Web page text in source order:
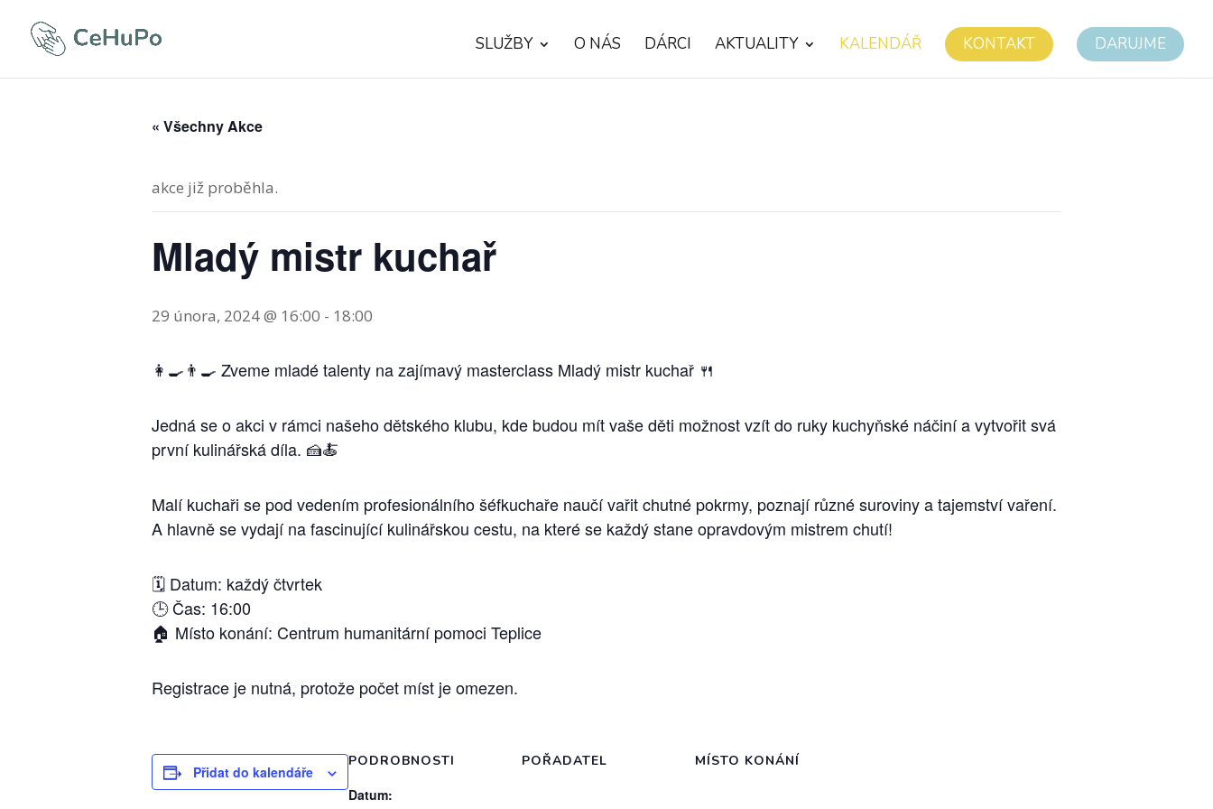
SLUŽBY O NÁS DÁRCI AKTUALITY KALENDÁŘ KONTAKT DARUJME
« Všechny Akce
akce již proběhla.
Mladý mistr kuchař
29 února, 2024 @ 16:00 - 18:00
👩‍🍳👨‍🍳 Zveme mladé talenty na zajímavý masterclass Mladý mistr kuchař 🍴
Jedná se o akci v rámci našeho dětského klubu, kde budou mít vaše děti možnost vzít do ruky kuchyňské náčiní a vytvořit svá
první kulinářská díla. 🍰🍝
Malí kuchaři se pod vedením profesionálního šéfkuchaře naučí vařit chutné pokrmy, poznají různé suroviny a tajemství vaření.
A hlavně se vydají na fascinující kulinářskou cestu, na které se každý stane opravdovým mistrem chutí!
🗓️ Datum: každý čtvrtek
🕒 Čas: 16:00
🏠 Místo konání: Centrum humanitární pomoci Teplice
Registrace je nutná, protože počet míst je omezen.
Přidat do kalendáře
PODROBNOSTI
Datum:
POŘADATEL MÍSTO KONÁNÍ